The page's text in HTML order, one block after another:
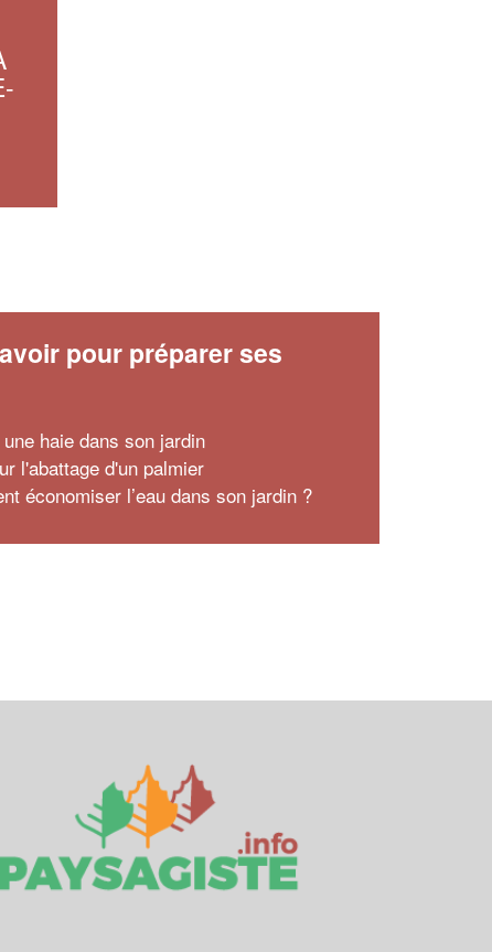
pour préparer ses
haie dans son jardin
l'abattage d'un palmier
économiser l’eau dans son jardin ?